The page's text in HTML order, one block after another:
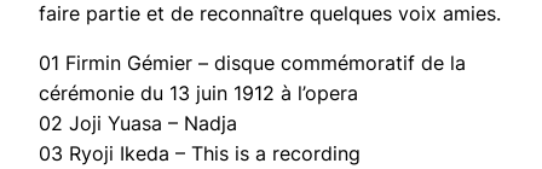
faire partie et de reconnaître quelques voix amies.
01 Firmin Gémier – disque commémoratif de la
cérémonie du 13 juin 1912 à l’opera
02 Joji Yuasa – Nadja
03 Ryoji Ikeda – This is a recording